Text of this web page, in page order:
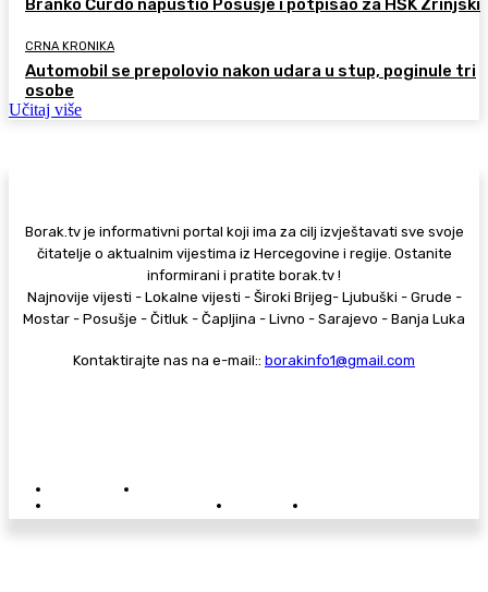
CRNA KRONIKA
Automobil se prepolovio nakon udara u stup, poginule tri
osobe
Učitaj više
Borak.tv je informativni portal koji ima za cilj izvještavati sve svoje
čitatelje o aktualnim vijestima iz Hercegovine i regije. Ostanite
informirani i pratite borak.tv !
Najnovije vijesti - Lokalne vijesti - Široki Brijeg- Ljubuški - Grude -
Mostar - Posušje - Čitluk - Čapljina - Livno - Sarajevo - Banja Luka
Kontaktirajte nas na e-mail:: borakinfo1@gmail.com